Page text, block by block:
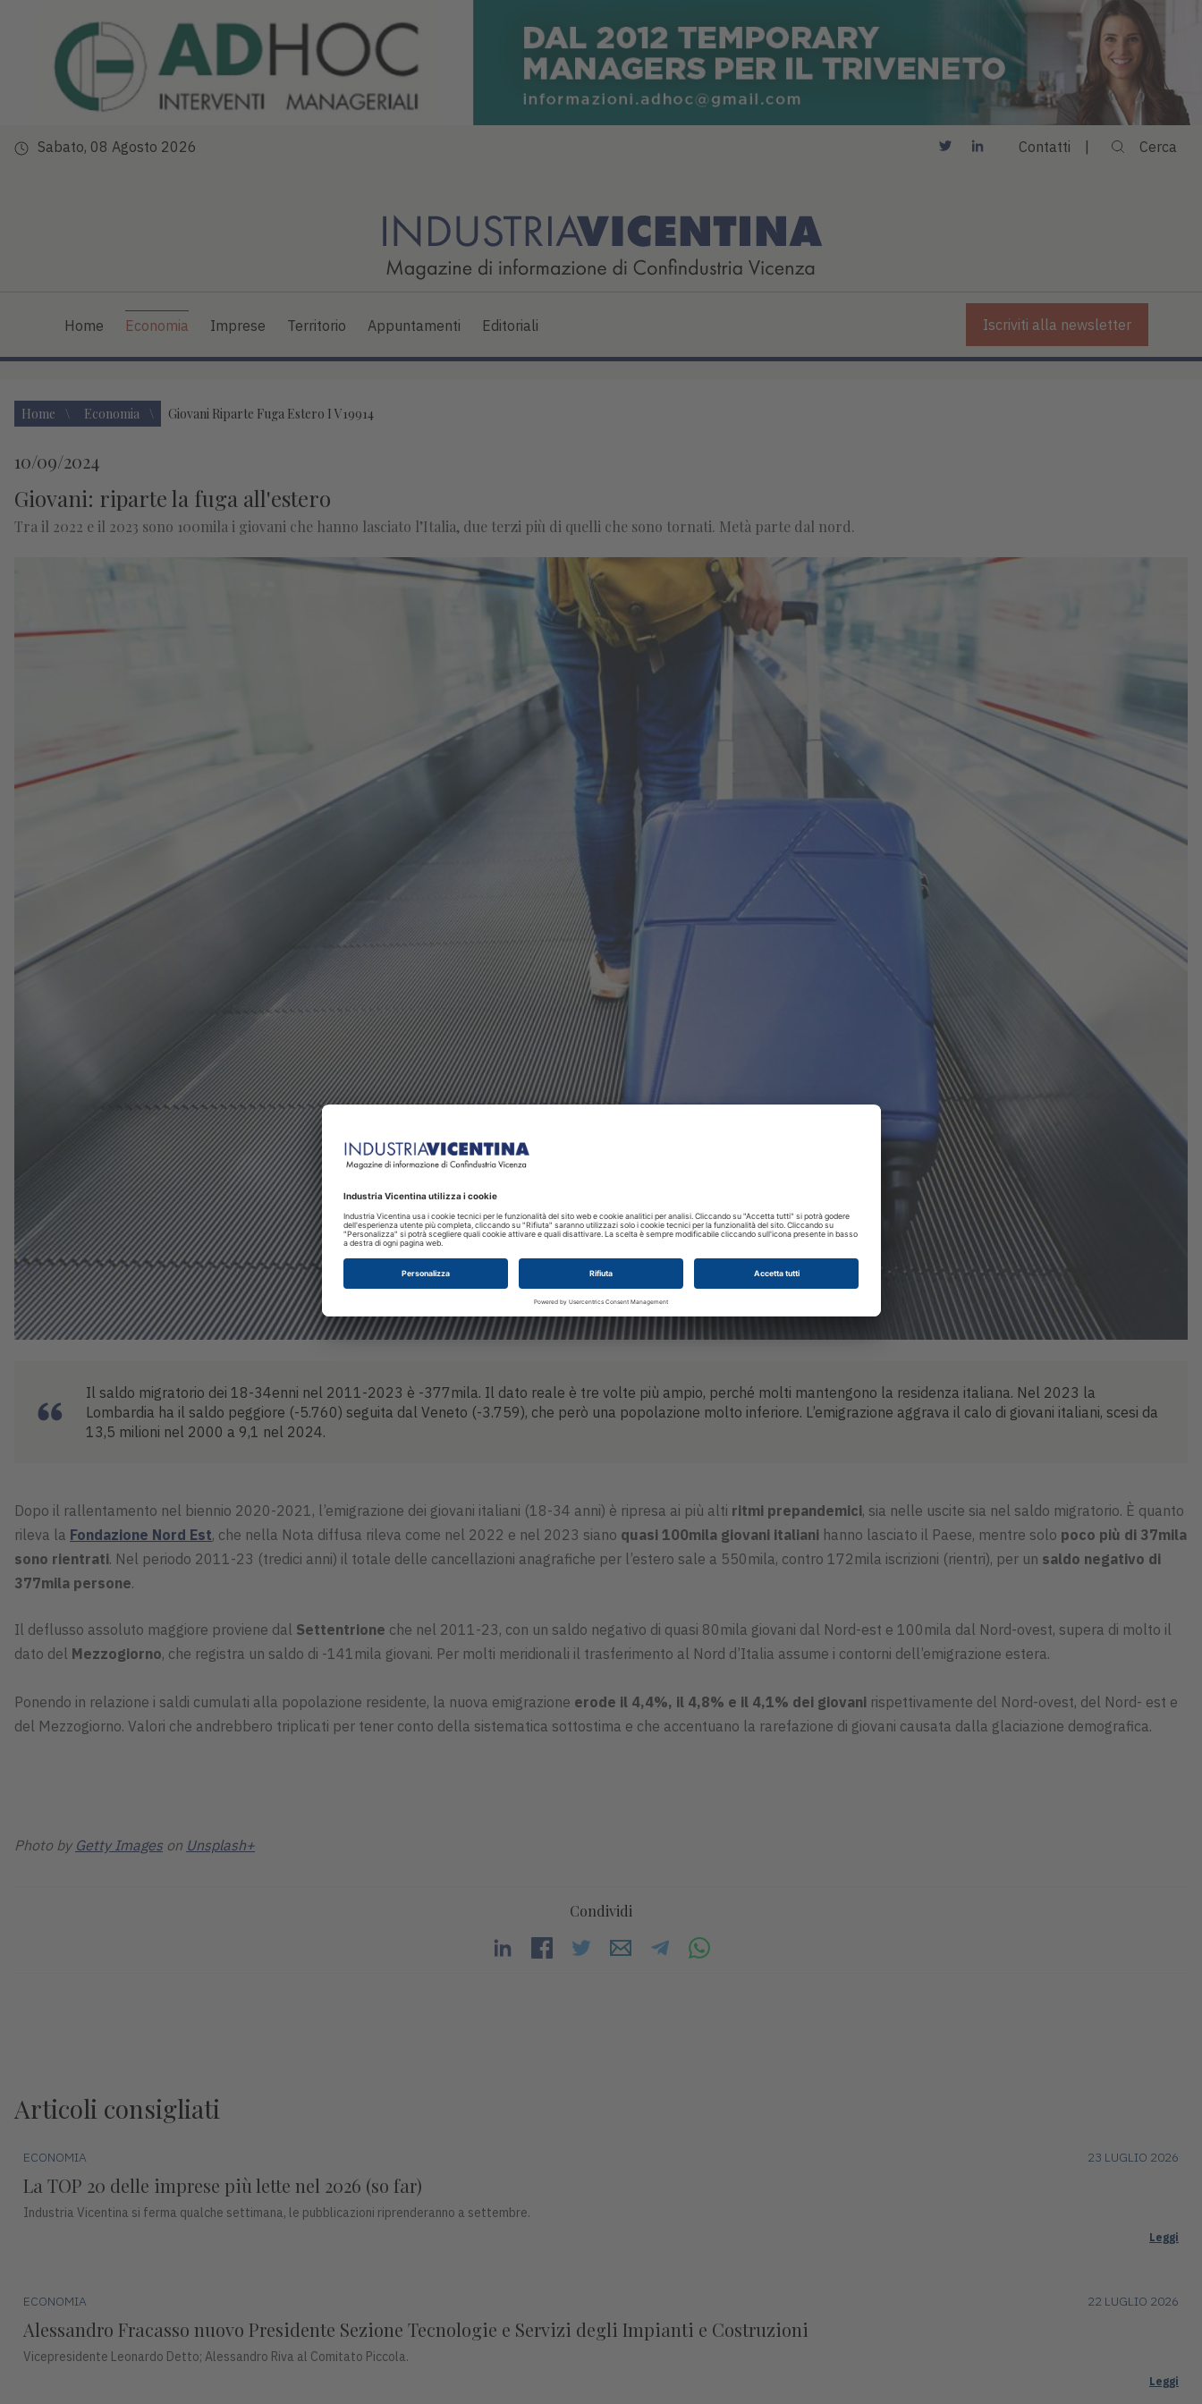
Sabato, 08 Agosto 2026 Contatti Cerca
Home Economia Imprese Territorio Appuntamenti Editoriali Iscriviti alla newsletter
Home Economia Giovani Riparte Fuga Estero I V19914
10/09/2024
Giovani: riparte la fuga all'estero
Tra il 2022 e il 2023 sono 100mila i giovani che hanno lasciato l’Italia, due terzi più di quelli che sono tornati. Metà parte dal nord.
Il saldo migratorio dei 18-34enni nel 2011-2023 è -377mila. Il dato reale è tre volte più ampio, perché molti mantengono la residenza italiana. Nel 2023 la
Lombardia ha il saldo peggiore (-5.760) seguita dal Veneto (-3.759), che però una popolazione molto inferiore. L’emigrazione aggrava il calo di giovani italiani, scesi da
13,5 milioni nel 2000 a 9,1 nel 2024.
Dopo il rallentamento nel biennio 2020-2021, l’emigrazione dei giovani italiani (18-34 anni) è ripresa ai più alti ritmi prepandemici, sia nelle uscite sia nel saldo migratorio. È quanto
rileva la Fondazione Nord Est, che nella Nota diffusa rileva come nel 2022 e nel 2023 siano quasi 100mila giovani italiani hanno lasciato il Paese, mentre solo poco più di 37mila
sono rientrati. Nel periodo 2011-23 (tredici anni) il totale delle cancellazioni anagrafiche per l’estero sale a 550mila, contro 172mila iscrizioni (rientri), per un saldo negativo di
377mila persone.
Il deflusso assoluto maggiore proviene dal Settentrione che nel 2011-23, con un saldo negativo di quasi 80mila giovani dal Nord-est e 100mila dal Nord-ovest, supera di molto il
dato del Mezzogiorno, che registra un saldo di -141mila giovani. Per molti meridionali il trasferimento al Nord d’Italia assume i contorni dell’emigrazione estera.
Ponendo in relazione i saldi cumulati alla popolazione residente, la nuova emigrazione erode il 4,4%, il 4,8% e il 4,1% dei giovani rispettivamente del Nord-ovest, del Nord- est e
del Mezzogiorno. Valori che andrebbero triplicati per tener conto della sistematica sottostima e che accentuano la rarefazione di giovani causata dalla glaciazione demografica.
Photo by Getty Images on Unsplash+
Condividi
Articoli consigliati
ECONOMIA 23 LUGLIO 2026
La TOP 20 delle imprese più lette nel 2026 (so far)
Industria Vicentina si ferma qualche settimana, le pubblicazioni riprenderanno a settembre.
Leggi
ECONOMIA 22 LUGLIO 2026
Alessandro Fracasso nuovo Presidente Sezione Tecnologie e Servizi degli Impianti e Costruzioni
Vicepresidente Leonardo Detto; Alessandro Riva al Comitato Piccola.
Leggi